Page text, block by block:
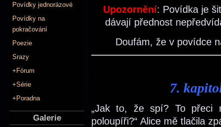
Povídky jednorázové
Povídky na
pokračování
Poezie
Srazy
+Fórum
+Série
+Poradna
Galerie
Upozornění: Povídka je
dávají přednost
Doufám, že v povídce
7.
„Jak to, že spí? To přeci
poloupíři?“ Alice mě tlačila